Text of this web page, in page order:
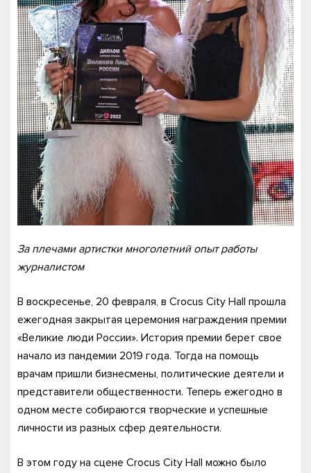
За плечами артистки многолетний опыт работы
журналистом
В воскресенье, 20 февраля, в Crocus City Hall прошла
ежегодная закрытая церемония награждения премии
«Великие люди России». История премии берет свое
начало из пандемии 2019 года. Тогда на помощь
врачам пришли бизнесмены, политические деятели и
представители общественности. Теперь ежегодно в
одном месте собираются творческие и успешные
личности из разных сфер деятельности.
В этом году на сцене Crocus City Hall можно было